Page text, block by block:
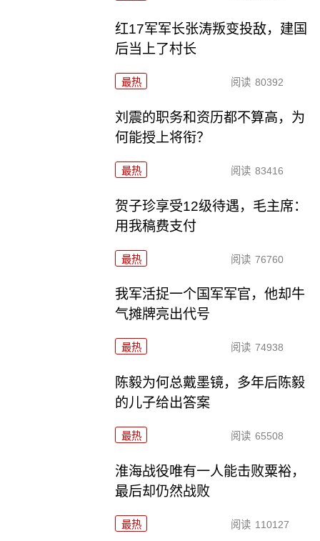
红17军军长张涛叛变投敌，建国
后当上了村长
最热 阅读 80392
刘震的职务和资历都不算高，为
何能授上将衔？
最热 阅读 83416
贺子珍享受12级待遇，毛主席：
用我稿费支付
最热 阅读 76760
我军活捉一个国军军官，他却牛
气摊牌亮出代号
最热 阅读 74938
陈毅为何总戴墨镜，多年后陈毅
的儿子给出答案
最热 阅读 65508
淮海战役唯有一人能击败粟裕，
最后却仍然战败
最热 阅读 110127